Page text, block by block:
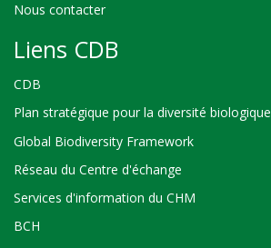
Nous contacter
Liens CDB
CDB
Plan stratégique pour la diversité biologique
Global Biodiversity Framework
Réseau du Centre d'échange
Services d'information du CHM
BCH